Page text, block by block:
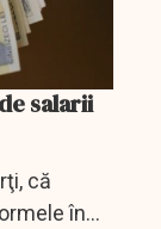
salarii
că
în